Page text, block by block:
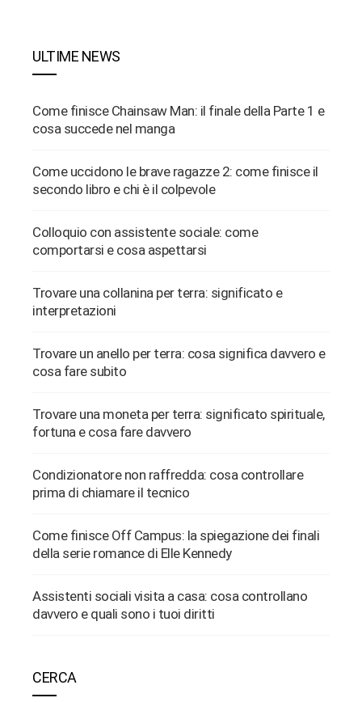
ULTIME NEWS
Come finisce Chainsaw Man: il finale della Parte 1 e
cosa succede nel manga
Come uccidono le brave ragazze 2: come finisce il
secondo libro e chi è il colpevole
Colloquio con assistente sociale: come
comportarsi e cosa aspettarsi
Trovare una collanina per terra: significato e
interpretazioni
Trovare un anello per terra: cosa significa davvero e
cosa fare subito
Trovare una moneta per terra: significato spirituale,
fortuna e cosa fare davvero
Condizionatore non raffredda: cosa controllare
prima di chiamare il tecnico
Come finisce Off Campus: la spiegazione dei finali
della serie romance di Elle Kennedy
Assistenti sociali visita a casa: cosa controllano
davvero e quali sono i tuoi diritti
CERCA